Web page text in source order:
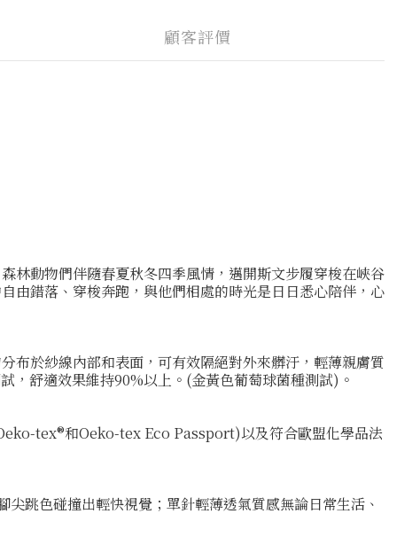
顧客評價
林動物們伴隨春夏秋冬四季風情，邁開斯文步履穿梭在峽谷
由錯落、穿梭奔跑，與他們相處的時光是日日悉心陪伴，心
布於紗線內部和表面，可有效隔絕對外來髒汙，輕薄親膚質
，舒適效果維持90%以上。(金黃色葡萄球菌種測試)。
tex®和Oeko-tex Eco Passport)以及符合歐盟化學品法
跳色碰撞出輕快視覺；單針輕薄透氣質感無論日常生活、